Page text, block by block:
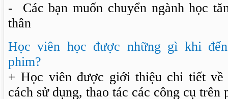
- Các bạn muốn chuyển ngành học
thân
Học viên học được những gì khi
phim?
+ Học viên được giới thiệu chi tiết về
cách sử dụng, thao tác các công cụ trên